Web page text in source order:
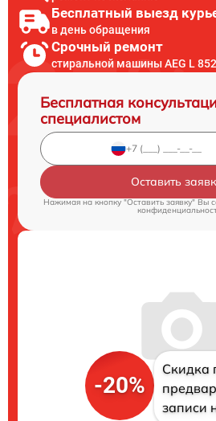
Бесплатный выезд
в день обращения
Срочный ремонт
стиральной машины AEG L
Бесплатная
специалистом
Оставить
Нажимая на кнопку "Оставить заявку" Вы
-20%
Скидка
записи